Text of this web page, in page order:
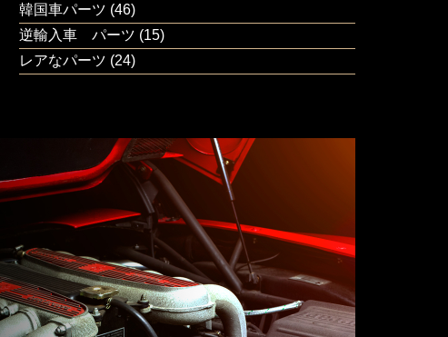
韓国車パーツ (46)
逆輸入車 パーツ (15)
レアなパーツ (24)